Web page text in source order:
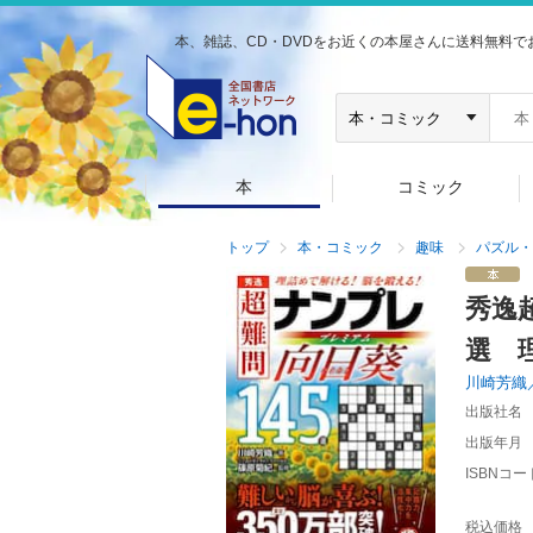
本、雑誌、CD・DVDをお近くの本屋さんに送料無料で
本 コミック
トップ 本・コミック 趣味 パズル
秀逸
選
川崎芳
出版社名
出版年月
ISBNコー
税込価格